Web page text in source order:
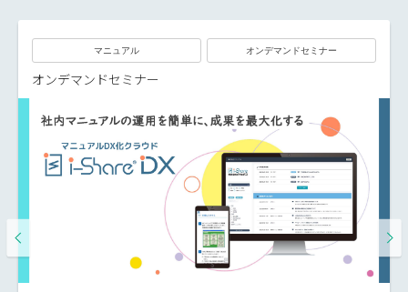
マニュアル オンデマンドセミナー
オンデマンドセミナー